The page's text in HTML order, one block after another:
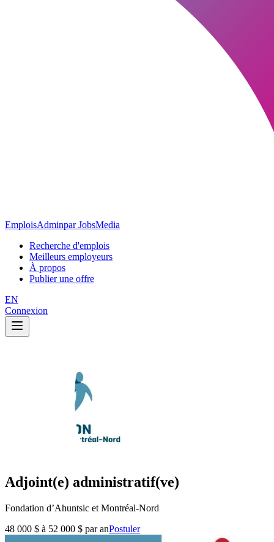
EmploisAdminpar JobsMedia
Recherche d'emplois
Meilleurs employeurs
À propos
Publier une offre
EN
Connexion
Adjoint(e) administratif(ve)
Fondation d’Ahuntsic et Montréal-Nord
48 000 $ à 52 000 $ par anPostuler